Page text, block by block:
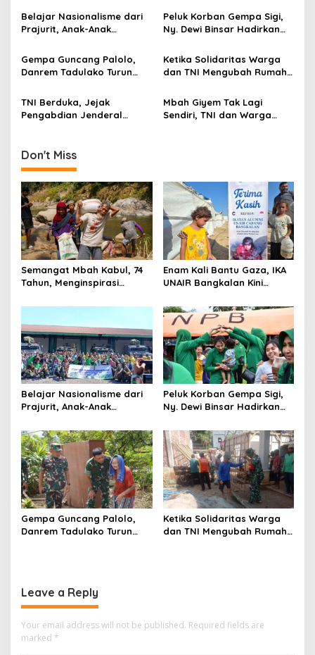
a
i
o
n
Jembatan Garuda
10.000 Pengungsi
Belajar Nasionalisme dari
Prajurit, Anak-Anak
512/QY
Peluk Korban Gempa Sigi,
Ny. Dewi Binsar Hadirkan
Healing untuk Anak-Anak
Gempa Guncang Palolo,
Danrem Tadulako Turun
Terdampak
Ketika Solidaritas Warga
dan TNI Mengubah Rumah
Baru
TNI Berduka, Jejak
Pengabdian Jenderal
Mbah Giyem Tak Lagi
Sendiri, TNI dan Warga
Don't Miss
Semangat Mbah Kabul, 74
Tahun, Menginspirasi
Jembatan Garuda
Enam Kali Bantu Gaza, IKA
UNAIR Bangkalan Kini
10.000 Pengungsi
Belajar Nasionalisme dari
Prajurit, Anak-Anak
512/QY
Peluk Korban Gempa Sigi,
Ny. Dewi Binsar Hadirkan
Healing untuk Anak-Anak
Gempa Guncang Palolo,
Danrem Tadulako Turun
Ketika Solidaritas Warga
dan TNI Mengubah Rumah
Leave a Reply
Your email address will not be published. Required fields are
marked *